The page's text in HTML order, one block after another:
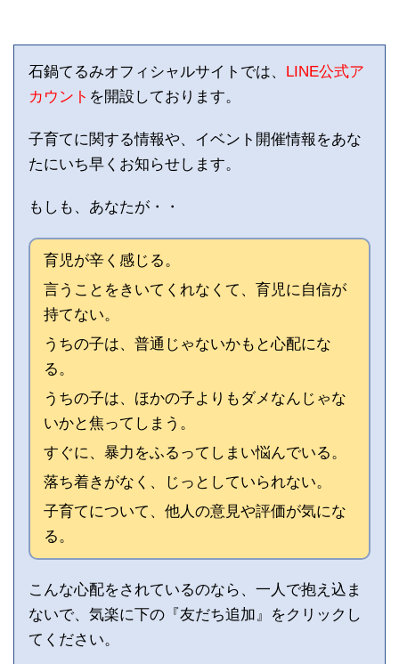
石鍋てるみオフィシャルサイトでは、 LINE公式ア
カウント を開設しております。
子育てに関する情報や、イベント開催情報をあな
たにいち早くお知らせします。
もしも、あなたが・・
育児が辛く感じる。
言うことをきいてくれなくて、育児に自信が
持てない。
うちの子は、普通じゃないかもと心配にな
る。
うちの子は、ほかの子よりもダメなんじゃな
いかと焦ってしまう。
すぐに、暴力をふるってしまい悩んでいる。
落ち着きがなく、じっとしていられない。
子育てについて、他人の意見や評価が気にな
る。
こんな心配をされているのなら、一人で抱え込ま
ないで、気楽に下の『友だち追加』をクリックし
てください。